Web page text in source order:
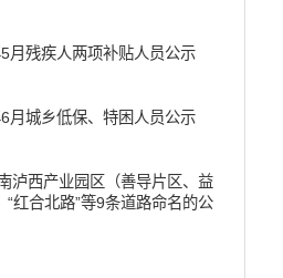
月残疾人两项补贴人员公示
月城乡低保、特困人员公示
泸西产业园区（善导片区、益
“红合北路”等9条道路命名的公